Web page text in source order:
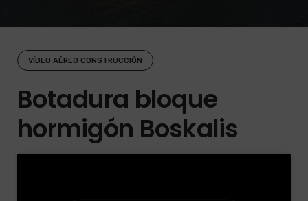
VÍDEO AÉREO CONSTRUCCIÓN
Botadura bloque
hormigón Boskalis